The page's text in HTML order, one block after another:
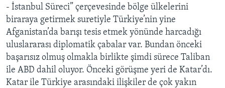
- İstanbul Süreci” çerçevesinde bölge ülkelerini
biraraya getirmek suretiyle Türkiye’nin yine
Afganistan’da barışı tesis etmek yönünde harcadığı
uluslararası diplomatik çabalar var. Bundan önceki
başarısız olmuş olmakla birlikte şimdi sürece Taliban
ile ABD dahil oluyor. Önceki görüşme yeri de Katar’dı.
Katar ile Türkiye arasındaki ilişkiler de çok yakın